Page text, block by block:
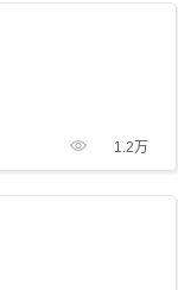
1.2万